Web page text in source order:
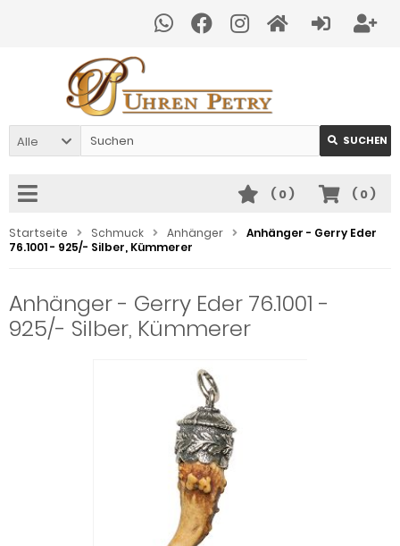
Alle SUCHEN
( 0)
( 0)
Startseite Schmuck Anhänger
Anhänger - Gerry Eder
76.1001 - 925/- Silber, Kümmerer
Anhänger - Gerry Eder 76.1001 -
925/- Silber, Kümmerer